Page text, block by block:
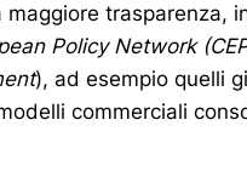
trasparenza,
Policy Network
), ad esempio quelli
commerciali